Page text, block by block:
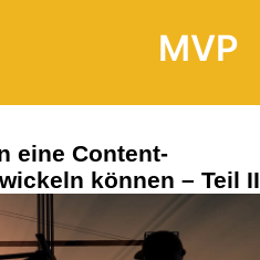
MVP
eine Content-
können – Teil II